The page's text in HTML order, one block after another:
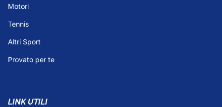
Motori
Tennis
Altri Sport
Provato per te
LINK UTILI